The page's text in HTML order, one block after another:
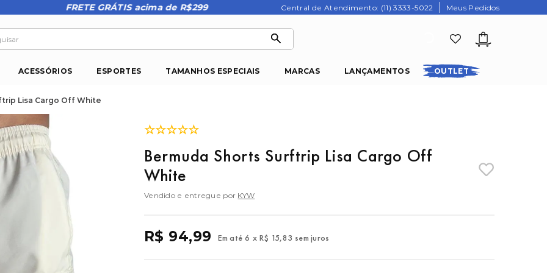
FRETE GRÁTIS acima de R$299 Central de Atendimento: (11) 3333-5022 Meus Pedidos
ACESSÓRIOS ESPORTES TAMANHOS ESPECIAIS MARCAS LANÇAMENTOS OUTLET
Lisa Cargo Off White
☆☆☆☆☆
Bermuda Shorts Surftrip Lisa Cargo Off
White
Vendido e entregue por KYW
R$ 94,99 Em até 6 x R$ 15,83 sem juros